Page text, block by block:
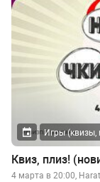
Игры (квизы,
Квиз, плиз!
4 марта в 20:00,